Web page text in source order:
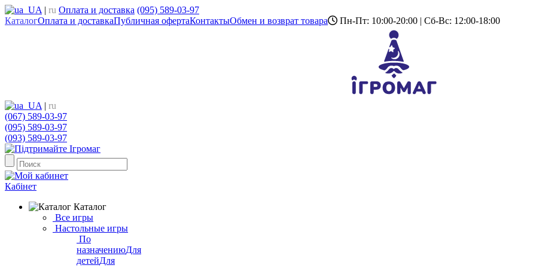
UA | ru Оплата и доставка (095) 589-03-97
КаталогОплата и доставкаПубличная офертаКонтактыОбмен и возврат товара Пн-Пт: 10:00-20:00 | Сб-Вс: 12:00-18:00
UA | ru
(067) 589-03-97
(095) 589-03-97
(093) 589-03-97
Кабінет
Каталог
Все игры
Настольные игры
По
назначениюДля
детейДля